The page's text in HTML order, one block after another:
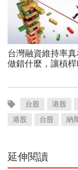
台股 港股
港股
台股 納
延伸閱讀